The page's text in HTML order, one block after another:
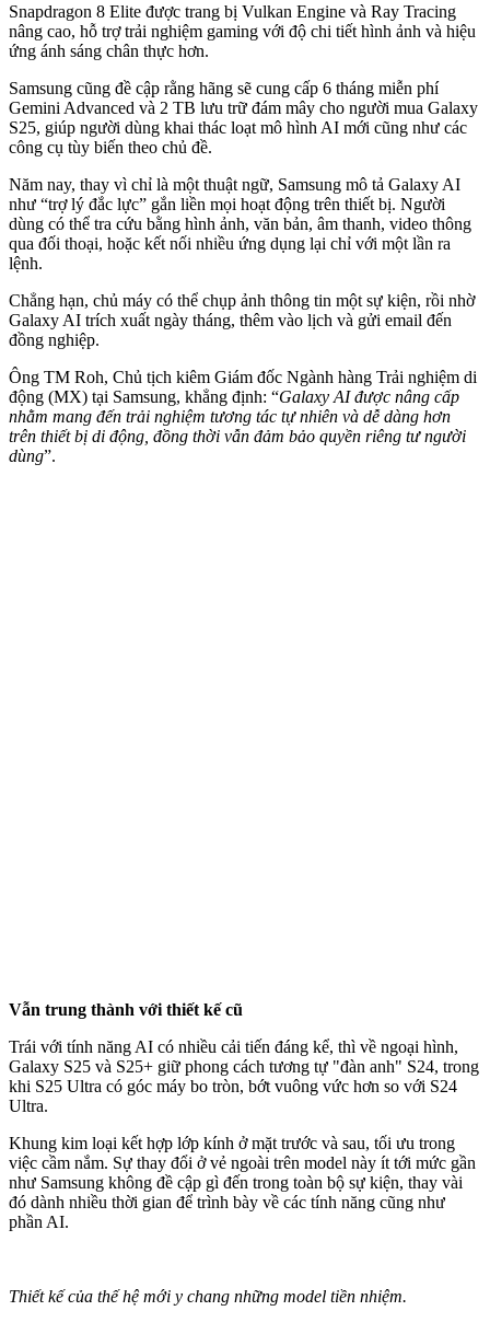
Snapdragon 8 Elite được trang bị Vulkan Engine và Ray Tracing
nâng cao, hỗ trợ trải nghiệm gaming với độ chi tiết hình ảnh và hiệu
ứng ánh sáng chân thực hơn.
Samsung cũng đề cập rằng hãng sẽ cung cấp 6 tháng miễn phí
Gemini Advanced và 2 TB lưu trữ đám mây cho người mua Galaxy
S25, giúp người dùng khai thác loạt mô hình AI mới cũng như các
công cụ tùy biến theo chủ đề.
Năm nay, thay vì chỉ là một thuật ngữ, Samsung mô tả Galaxy AI
như “trợ lý đắc lực” gắn liền mọi hoạt động trên thiết bị. Người
dùng có thể tra cứu bằng hình ảnh, văn bản, âm thanh, video thông
qua đối thoại, hoặc kết nối nhiều ứng dụng lại chỉ với một lần ra
lệnh.
Chẳng hạn, chủ máy có thể chụp ảnh thông tin một sự kiện, rồi nhờ
Galaxy AI trích xuất ngày tháng, thêm vào lịch và gửi email đến
đồng nghiệp.
Ông TM Roh, Chủ tịch kiêm Giám đốc Ngành hàng Trải nghiệm di
động (MX) tại Samsung, khẳng định: “Galaxy AI được nâng cấp
nhằm mang đến trải nghiệm tương tác tự nhiên và dễ dàng hơn
trên thiết bị di động, đồng thời vẫn đảm bảo quyền riêng tư người
dùng”.
Vẫn trung thành với thiết kế cũ
Trái với tính năng AI có nhiều cải tiến đáng kể, thì về ngoại hình,
Galaxy S25 và S25+ giữ phong cách tương tự "đàn anh" S24, trong
khi S25 Ultra có góc máy bo tròn, bớt vuông vức hơn so với S24
Ultra.
Khung kim loại kết hợp lớp kính ở mặt trước và sau, tối ưu trong
việc cầm nắm. Sự thay đổi ở vẻ ngoài trên model này ít tới mức gần
như Samsung không đề cập gì đến trong toàn bộ sự kiện, thay vài
đó dành nhiều thời gian để trình bày về các tính năng cũng như
phần AI.
Thiết kế của thế hệ mới y chang những model tiền nhiệm.